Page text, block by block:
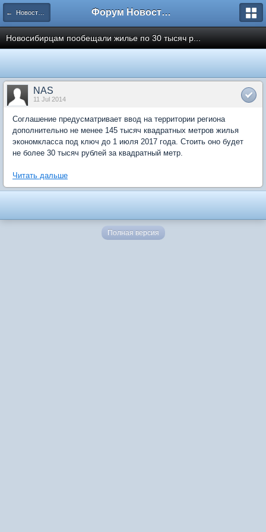
← Новости рынка недвижимости Форум Новостройки
Новосибирцам пообещали жилье по 30 тысяч р...
NAS
11 Jul 2014
Соглашение предусматривает ввод на территории региона
дополнительно не менее 145 тысяч квадратных метров жилья
экономкласса под ключ до 1 июля 2017 года. Стоить оно будет
не более 30 тысяч рублей за квадратный метр.
Читать дальше
Полная версия